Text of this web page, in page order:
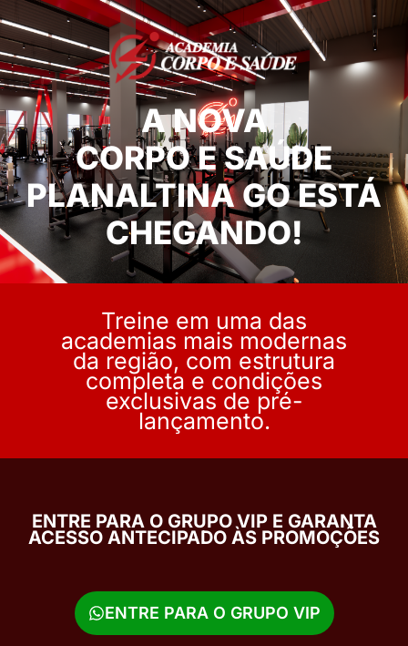
A NOVA
CORPO E SAÚDE
PLANALTINA GO ESTÁ
CHEGANDO!
Treine em uma das
academias mais modernas
da região, com estrutura
completa e condições
exclusivas de pré-
lançamento.
ENTRE PARA O GRUPO VIP E GARANTA
ACESSO ANTECIPADO ÀS PROMOÇÕES
ENTRE PARA O GRUPO VIP